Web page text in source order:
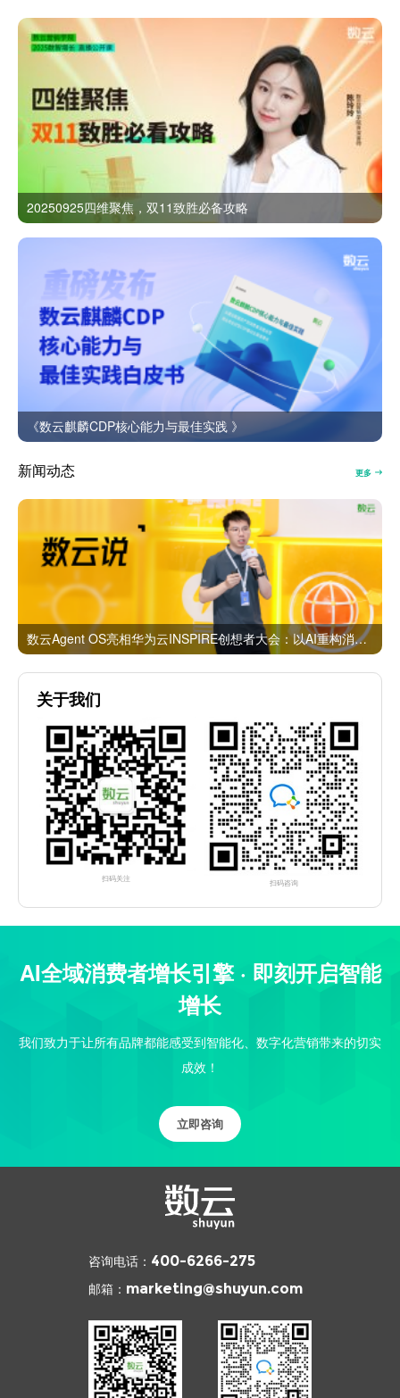
20250925四维聚焦，双11致胜必备攻略
《数云麒麟CDP核心能力与最佳实践 》
新闻动态 更多
数云Agent OS亮相华为云INSPIRE创想者大会：以AI重构消费者运营与零售营销新范式
关于我们
扫码关注 扫码咨询
AI全域消费者增长引擎 · 即刻开启智能
增长
我们致力于让所有品牌都能感受到智能化、数字化营销带来的切实
成效！
立即咨询
咨询电话： 400-6266-275
邮箱： marketing@shuyun.com